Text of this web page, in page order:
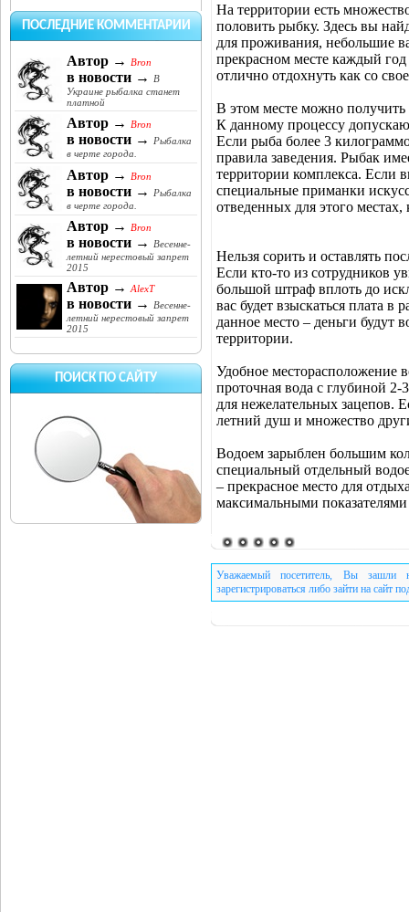
ПОСЛЕДНИЕ КОММЕНТАРИИ
Автор → Bron
в новости →
В
Украине рыбалка станет
платной
Автор → Bron
в новости →
Рыбалка
в черте города.
Автор → Bron
в новости →
Рыбалка
в черте города.
Автор → Bron
в новости →
Весенне-
летний нерестовый запрет
2015
Автор → AlexT
в новости →
Весенне-
летний нерестовый запрет
2015
ПОИСК ПО САЙТУ
На территории есть
половить рыбку. Здесь вы
для проживания, небольшие
прекрасном месте каждый
отлично отдохнуть как со
В этом месте можно получить
К данному процессу
Если рыба более 3
правила заведения. Рыбак
территории комплекса. Если
специальные приманки
отведенных для этого
Нельзя сорить и оставлять
Если кто-то из сотрудников
большой штраф вплоть до
вас будет взыскаться плата в
данное место – деньги будут
территории.
Удобное месторасположение
проточная вода с глубиной
для нежелательных зацепов.
летний душ и множество
Водоем зарыблен большим
специальный отдельный
– прекрасное место для
максимальными
Уважаемый посетитель, Вы зашли
зарегистрироваться либо зайти на сайт